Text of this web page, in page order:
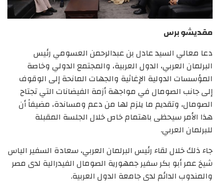
مقديشو برس
دعا معالي السيد عادل بن عبدالرحمن العسومي رئيس
البرلمان العربي، الدول العربية، والمجتمع الدولي وخاصة
المؤسسات الدولية الإغاثية والجهات المانحة إلى الوقوف
إلى جانب الصومال في مواجهة أزمة الفيضانات التي تجتاح
الصومال، وتقديم ما يلزم لها من دعم ومساندة، مضيفاً أن
هذا الأمر سيحظى باهتمام خاص خلال الجلسة المقبلة
للبرلمان العربي.
جاء ذلك خلال لقاء رئيس البرلمان العربي، سعادة السفير الياس
شيخ عمر أبو بكر سفير جمهورية الصومال الفيدرالية لدى مصر
والمندوب الدائم لدى جامعة الدول العربية.